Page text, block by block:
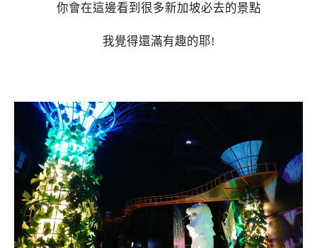
你會在這邊看到很多新加坡必去的景點
我覺得還滿有趣的耶!